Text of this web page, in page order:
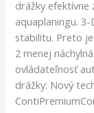
drážky efektívne
aquaplaningu.
stabilitu. Preto
2 menej
ovládateľnosť
drážky: Nový